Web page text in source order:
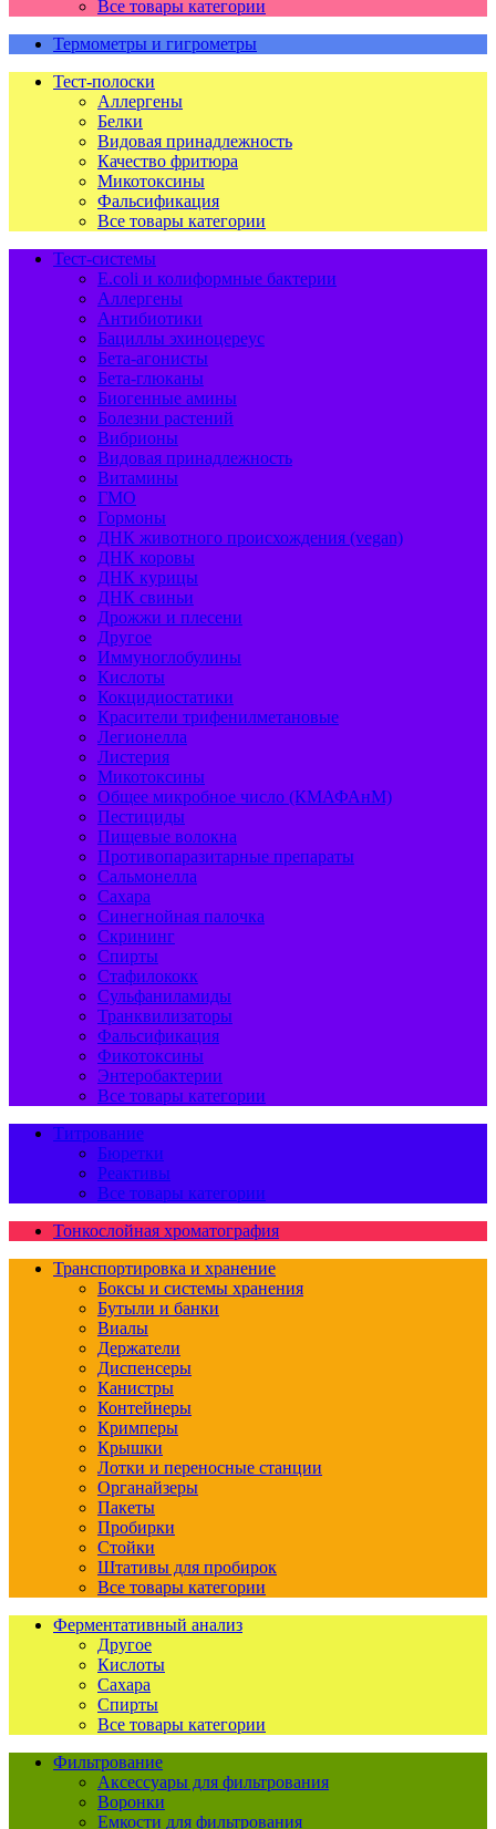
Все товары категории
Термометры и гигрометры
Тест-полоски
Аллергены
Белки
Видовая принадлежность
Качество фритюра
Микотоксины
Фальсификация
Все товары категории
Тест-системы
E.coli и колиформные бактерии
Аллергены
Антибиотики
Бациллы эхиноцереус
Бета-агонисты
Бета-глюканы
Биогенные амины
Болезни растений
Вибрионы
Видовая принадлежность
Витамины
ГМО
Гормоны
ДНК животного происхождения (vegan)
ДНК коровы
ДНК курицы
ДНК свиньи
Дрожжи и плесени
Другое
Иммуноглобулины
Кислоты
Кокцидиостатики
Красители трифенилметановые
Легионелла
Листерия
Микотоксины
Общее микробное число (КМАФАнМ)
Пестициды
Пищевые волокна
Противопаразитарные препараты
Сальмонелла
Сахара
Синегнойная палочка
Скрининг
Спирты
Стафилококк
Сульфаниламиды
Транквилизаторы
Фальсификация
Фикотоксины
Энтеробактерии
Все товары категории
Титрование
Бюретки
Реактивы
Все товары категории
Тонкослойная хроматография
Транспортировка и хранение
Боксы и системы хранения
Бутыли и банки
Виалы
Держатели
Диспенсеры
Канистры
Контейнеры
Кримперы
Крышки
Лотки и переносные станции
Органайзеры
Пакеты
Пробирки
Стойки
Штативы для пробирок
Все товары категории
Ферментативный анализ
Другое
Кислоты
Сахара
Спирты
Все товары категории
Фильтрование
Аксессуары для фильтрования
Воронки
Емкости для фильтрования